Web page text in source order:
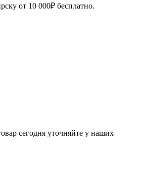
от 10 000₽ бесплатно.
сегодня уточняйте у наших